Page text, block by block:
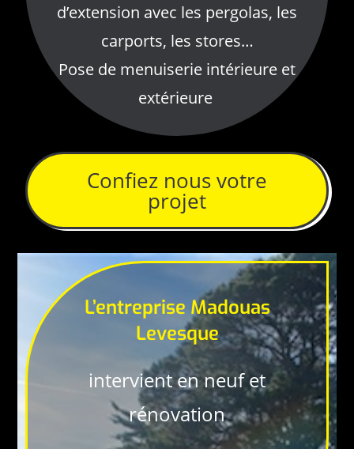
d’extension avec les pergolas, les
carports, les stores…
Pose de menuiserie intérieure et
extérieure
Confiez nous votre
projet
L’entreprise Madouas
Levesque
intervient en neuf et
rénovation